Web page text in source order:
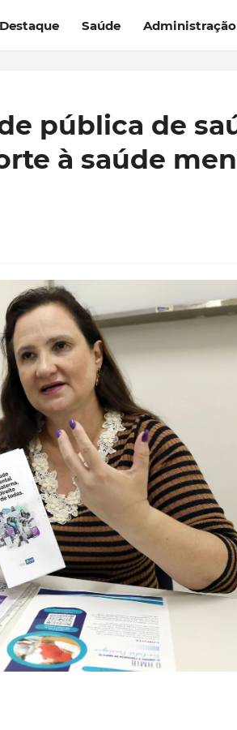
Destaque Saúde Administração
pública de
à saúde